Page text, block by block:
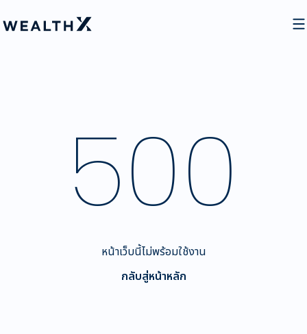
500
หน้าเว็บนี้ไม่พร้อมใช้งาน
กลับสู่หน้าหลัก